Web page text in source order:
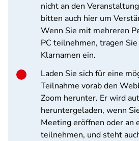
nicht an den
bitten auch hier um
Wenn Sie mit mehreren
PC teilnehmen, tragen
Klarnamen ein.
Laden Sie sich für eine
Teilnahme vorab den
Zoom herunter. Er wird
heruntergeladen, wenn
Meeting eröffnen oder an
teilnehmen, und steht